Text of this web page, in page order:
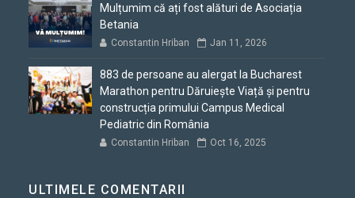
Mulțumim că ați fost alături de Asociația
Betania
Constantin Hriban Jan 11, 2026
883 de persoane au alergat la Bucharest
Marathon pentru Dăruiește Viață și pentru
construcția primului Campus Medical
Pediatric din România
Constantin Hriban Oct 16, 2025
ULTIMELE COMENTARII